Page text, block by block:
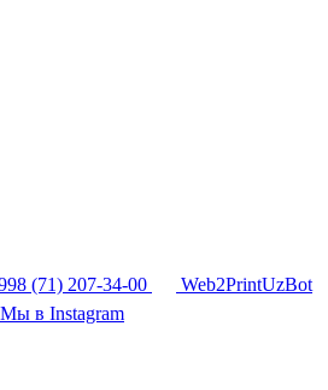
(71) 207-34-00
Web2PrintUzBot
Мы в Instagram